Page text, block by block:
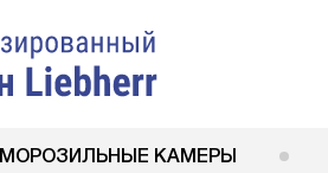
МОРОЗИЛЬНЫЕ КАМЕРЫ